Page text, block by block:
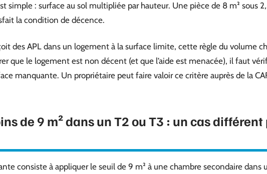
simple : surface au sol multipliée par hauteur. Une pièce de 8 m² sous
la condition de décence.
des APL dans un logement à la surface limite, cette règle du volume
que le logement est non décent (et que l’aide est menacée), il faut
manquante. Un propriétaire peut faire valoir ce critère auprès de la
de 9 m² dans un T2 ou T3 : un cas
consiste à appliquer le seuil de 9 m² à une chambre secondaire dans